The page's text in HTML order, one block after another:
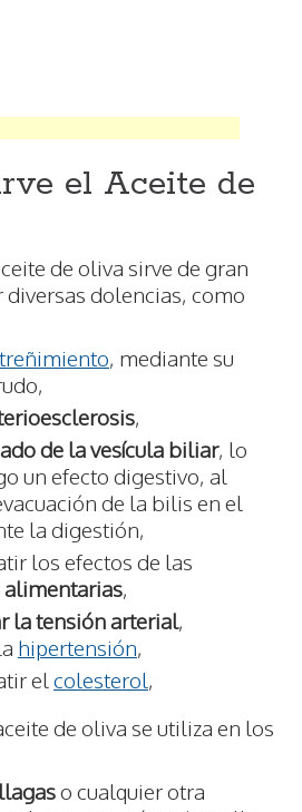
el Aceite de
de oliva sirve de gran
diversas dolencias, como
, mediante su
,
de la vesícula biliar, lo
un efecto digestivo, al
de la bilis en el
la digestión,
los efectos de las
,
la tensión arterial,
hipertensión,
el colesterol,
de oliva se utiliza en los
o cualquier otra